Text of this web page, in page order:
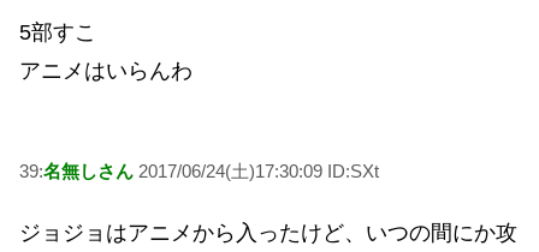
5部すこ
アニメはいらんわ
39:名無しさん 2017/06/24(土)17:30:09 ID:SXt
ジョジョはアニメから入ったけど、いつの間にか攻